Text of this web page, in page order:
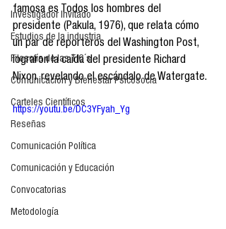
Investigador Invitado
Estudios de la industria
Filosofía de las TIC´s
Comunicación y Bienestar Psicosocia
Carteles Científicos
Reseñas
Comunicación Política
Comunicación y Educación
Convocatorias
Metodología
famosa es Todos los hombres del
presidente (Pakula, 1976), que relata cómo
un par de reporteros del Washington Post,
lograron la caída del presidente Richard
Nixon, revelando el escándalo de Watergate.
https://youtu.be/DC3YFyah_Yg